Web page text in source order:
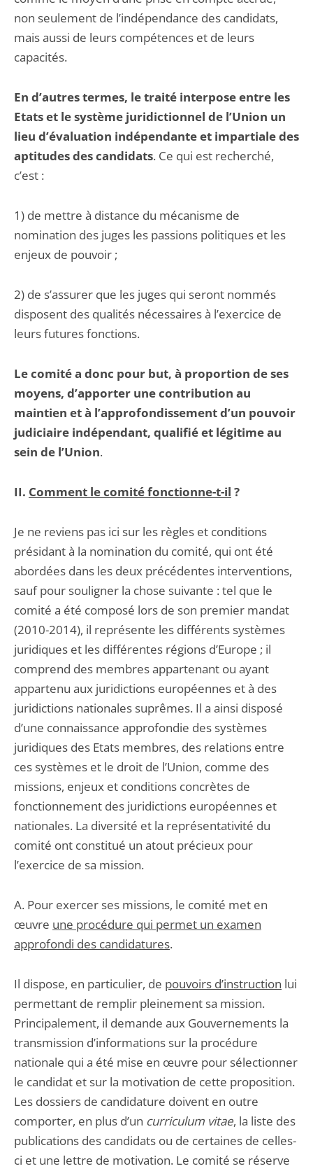
non seulement de l’indépendance des candidats,
mais aussi de leurs compétences et de leurs
capacités.
En d’autres termes, le traité interpose entre les
Etats et le système juridictionnel de l’Union un
lieu d’évaluation indépendante et impartiale des
aptitudes des candidats. Ce qui est recherché,
c’est :
1) de mettre à distance du mécanisme de
nomination des juges les passions politiques et les
enjeux de pouvoir ;
2) de s’assurer que les juges qui seront nommés
disposent des qualités nécessaires à l’exercice de
leurs futures fonctions.
Le comité a donc pour but, à proportion de ses
moyens, d’apporter une contribution au
maintien et à l’approfondissement d’un pouvoir
judiciaire indépendant, qualifié et légitime au
sein de l’Union.
II. Comment le comité fonctionne-t-il ?
Je ne reviens pas ici sur les règles et conditions
présidant à la nomination du comité, qui ont été
abordées dans les deux précédentes interventions,
sauf pour souligner la chose suivante : tel que le
comité a été composé lors de son premier mandat
(2010-2014), il représente les différents systèmes
juridiques et les différentes régions d’Europe ; il
comprend des membres appartenant ou ayant
appartenu aux juridictions européennes et à des
juridictions nationales suprêmes. Il a ainsi disposé
d’une connaissance approfondie des systèmes
juridiques des Etats membres, des relations entre
ces systèmes et le droit de l’Union, comme des
missions, enjeux et conditions concrètes de
fonctionnement des juridictions européennes et
nationales. La diversité et la représentativité du
comité ont constitué un atout précieux pour
l’exercice de sa mission.
A. Pour exercer ses missions, le comité met en
œuvre une procédure qui permet un examen
approfondi des candidatures.
Il dispose, en particulier, de pouvoirs d’instruction lui
permettant de remplir pleinement sa mission.
Principalement, il demande aux Gouvernements la
transmission d’informations sur la procédure
nationale qui a été mise en œuvre pour sélectionner
le candidat et sur la motivation de cette proposition.
Les dossiers de candidature doivent en outre
comporter, en plus d’un curriculum vitae, la liste des
publications des candidats ou de certaines de celles-
ci et une lettre de motivation. Le comité se réserve